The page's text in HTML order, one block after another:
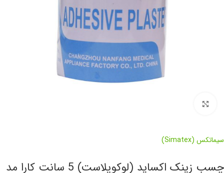
سیماتکس (Simatex)
چسب زینک اکساید (لوکوپلاست) 5 سانت کارا مد